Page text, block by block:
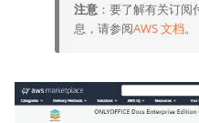
注意 ：要了解有关订
息，请参阅AWS 文档。